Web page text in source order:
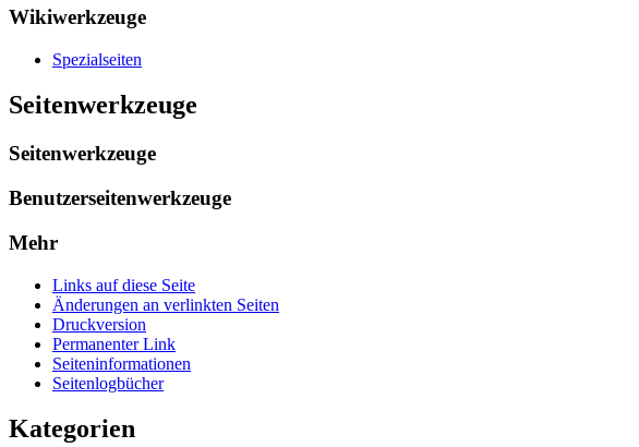
Wikiwerkzeuge
Spezialseiten
Seitenwerkzeuge
Seitenwerkzeuge
Benutzerseitenwerkzeuge
Mehr
Links auf diese Seite
Änderungen an verlinkten Seiten
Druckversion
Permanenter Link
Seiten­­informationen
Seitenlogbücher
Kategorien